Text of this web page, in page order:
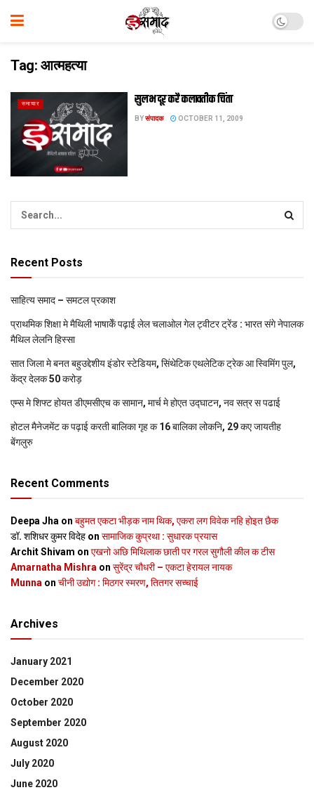
Tag: आत्महत्या
समाचार सुलभ दूर करै कलावतीक चिंता
BYसंपादक OCTOBER 11, 2009
Recent Posts
साहित्य समाद – समटल प्रकाश
प्राथमिक शि‍क्षा मे मैथि‍ली भाषाकेँ पढ़ाई लेल चलाओल गेल ट्वीटर ट्रेंड : भारत संगे नेपालक
मैथिल लेलनि हिस्सा
सात जिला मे बनत बहुउद्देशीय इंडोर स्‍टेडि‍यम, सिंथेटिक एथलेटिक ट्रेक आ स्विमिंग पुल,
केंद्र देलक 50 करोड़
एम्स मे शिफ्ट होयत डीएमसीएच क सामान, मार्च मे होएत उद्घाटन, नव सत्र स पढाई
होटल मैनेजमेंट क पढ़ाई करती बालिका गृह क 16 बालिका लोकनि, 29 कए जायतीह
बेंगलुरु
Recent Comments
Deepa Jha on बहुमत एकटा भीड़क नाम थिक, एकरा लग विवेक नहि होइत छैक
डॉ. शशिधर कुमर विदेह on सामाजिक कुप्रथा : सुधारक प्रयास
Archit Shivam on एखनो अछि मिथिलाक छाती पर गरल सुगौली कील क टीस
Amarnatha Mishra on सुरेंद्र चौधरी – एकटा हेरायल नायक
Munna on चीनी उद्योग : मिठगर स्‍मरण, तितगर सच्‍चाई
Archives
January 2021
December 2020
October 2020
September 2020
August 2020
July 2020
June 2020